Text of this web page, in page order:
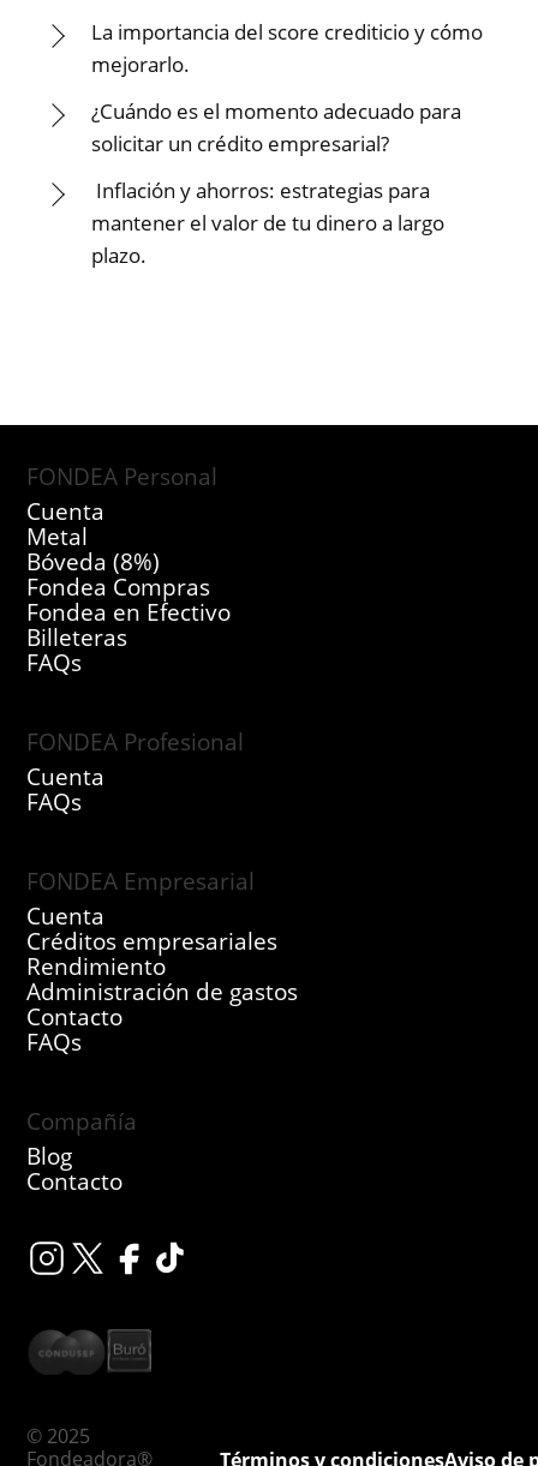
La importancia del score crediticio y cómo
mejorarlo.
¿Cuándo es el momento adecuado para
solicitar un crédito empresarial?
Inflación y ahorros: estrategias para
mantener el valor de tu dinero a largo
plazo.
FONDEA Personal
Cuenta
Metal
Bóveda (8%)
Fondea Compras
Fondea en Efectivo
Billeteras
FAQs
FONDEA Profesional
Cuenta
FAQs
FONDEA Empresarial
Cuenta
Créditos empresariales
Rendimiento
Administración de gastos
Contacto
FAQs
Compañía
Blog
Contacto
© 2025
Fondeadora®
Términos y condicionesAviso de